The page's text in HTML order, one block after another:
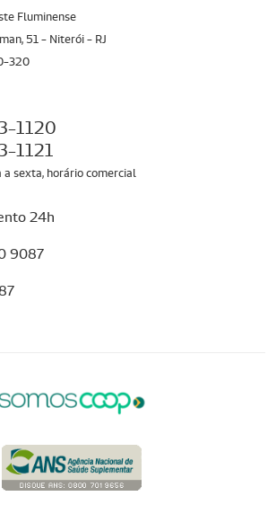
Fluminense
51 - Niterói - RJ
320
1120
1121
a sexta, horário comercial
24h
9087